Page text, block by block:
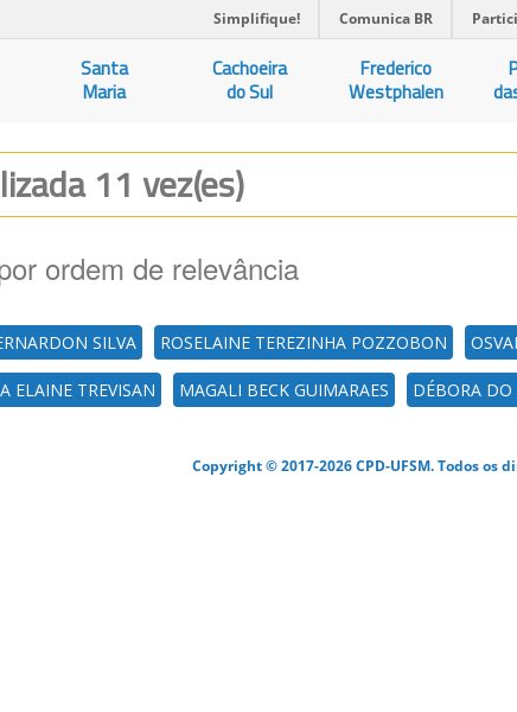
Simplifique! Comunica BR
Santa
Maria
Cachoeira
do Sul
Frederico
Westphalen
11 vez(es)
ordem de relevância
SILVA ROSELAINE TEREZINHA POZZOBON
ELAINE TREVISAN MAGALI BECK GUIMARAES DÉBORA DO
Copyright © 2017-2026 CPD-UFSM. Todos os